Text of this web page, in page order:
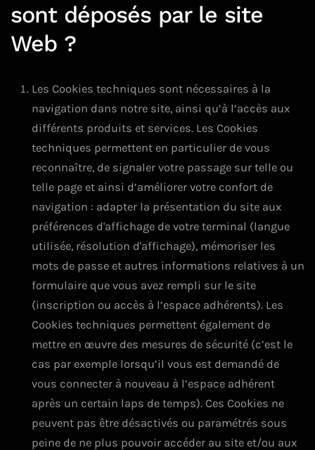
sont déposés par le site
Web ?
Les Cookies techniques sont nécessaires à la
navigation dans notre site, ainsi qu’à l’accès aux
différents produits et services. Les Cookies
techniques permettent en particulier de vous
reconnaître, de signaler votre passage sur telle ou
telle page et ainsi d’améliorer votre confort de
navigation : adapter la présentation du site aux
préférences d'affichage de votre terminal (langue
utilisée, résolution d'affichage), mémoriser les
mots de passe et autres informations relatives à un
formulaire que vous avez rempli sur le site
(inscription ou accès à l’espace adhérents). Les
Cookies techniques permettent également de
mettre en œuvre des mesures de sécurité (c’est le
cas par exemple lorsqu’il vous est demandé de
vous connecter à nouveau à l’espace adhérent
après un certain laps de temps). Ces Cookies ne
peuvent pas être désactivés ou paramétrés sous
peine de ne plus pouvoir accéder au site et/ou aux